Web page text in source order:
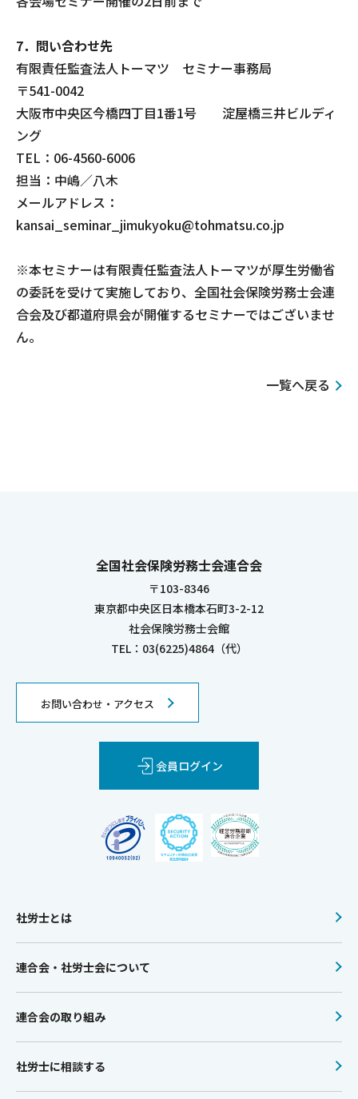
7．問い合わせ先
有限責任監査法人トーマツ セミナー事務局
〒541-0042
大阪市中央区今橋四丁目1番1号 淀屋橋三井ビルディ
ング
TEL：06-4560-6006
担当：中嶋／八木
メールアドレス：
kansai_seminar_jimukyoku@tohmatsu.co.jp
※本セミナーは有限責任監査法人トーマツが厚生労働省
の委託を受けて実施しており、全国社会保険労務士会連
合会及び都道府県会が開催するセミナーではございませ
ん。
一覧へ戻る
全国社会保険労務士会連合会
〒103-8346
東京都中央区日本橋本石町3-2-12
社会保険労務士会館
TEL：03(6225)4864（代）
お問い合わせ・アクセス
会員ログイン
社労士とは
連合会・社労士会について
連合会の取り組み
社労士に相談する